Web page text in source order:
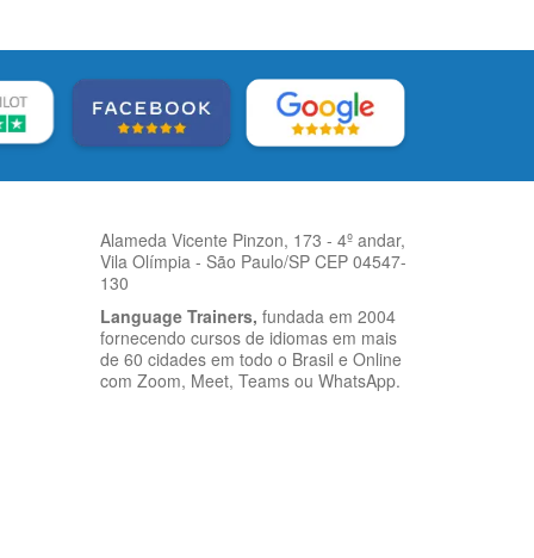
Alameda Vicente Pinzon, 173 - 4º andar,
Vila Olímpia - São Paulo/SP CEP 04547-
130
Language Trainers, fundada em 2004
fornecendo cursos de idiomas em mais
de 60 cidades em todo o Brasil e Online
com Zoom, Meet, Teams ou WhatsApp.